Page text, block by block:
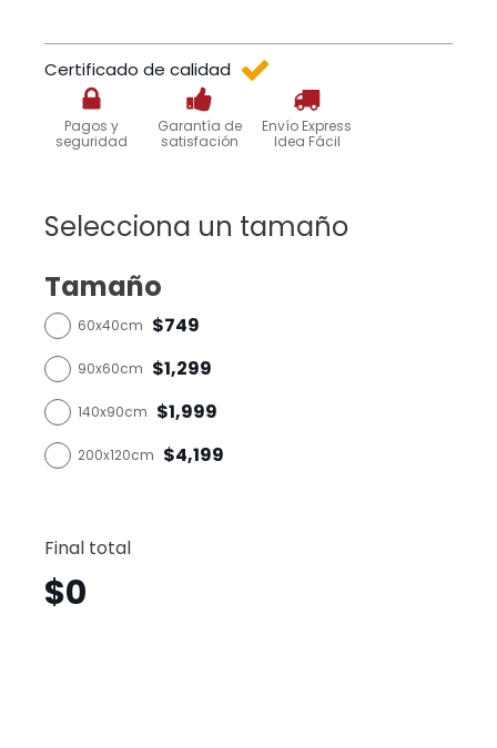
Certificado de calidad
Pagos y
seguridad
Garantía de
satisfación
Envío Express
Idea Fácil
Selecciona un tamaño
Tamaño
60x40cm $749
90x60cm $1,299
140x90cm $1,999
200x120cm $4,199
Final total
$0